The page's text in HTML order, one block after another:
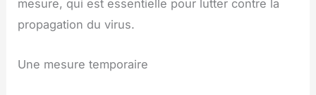
mesure, qui est essentielle pour lutter contre la
propagation du virus.
Une mesure temporaire